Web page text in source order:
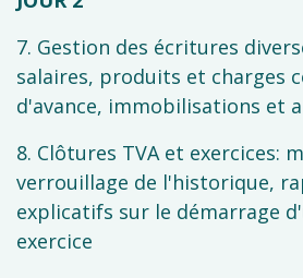
7. Gestion des écritures
salaires, produits et charges
d'avance, immobilisations et
8. Clôtures TVA et exercices:
verrouillage de l'historique,
explicatifs sur le démarrage
exercice